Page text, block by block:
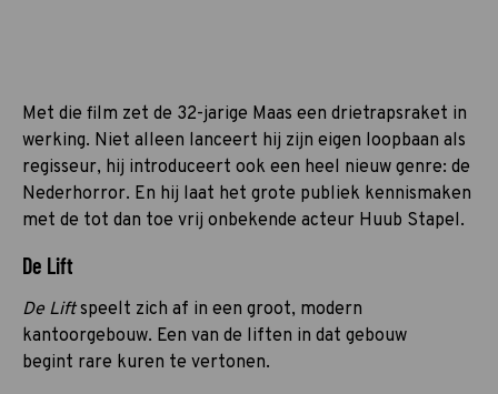
Met die film zet de 32-jarige Maas een drietrapsraket in
werking. Niet alleen lanceert hij zijn eigen loopbaan als
regisseur, hij introduceert ook een heel nieuw genre: de
Nederhorror. En hij laat het grote publiek kennismaken
met de tot dan toe vrij onbekende acteur Huub Stapel.
De Lift
De Liftspeelt zich af in een groot, modern
kantoorgebouw. Een van de liften in dat gebouw
begint rare kuren te vertonen.